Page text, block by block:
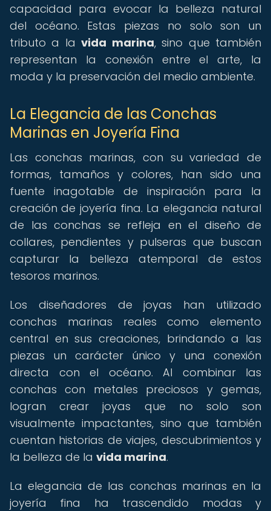
capacidad para evocar la belleza natural
del océano. Estas piezas no solo son un
tributo a lavida marina, sino que también
representan la conexión entre el arte, la
moda y la preservación del medio ambiente.
La Elegancia de las Conchas
Marinas en Joyería Fina
Las conchas marinas, con su variedad de
formas, tamaños y colores, han sido una
fuente inagotable de inspiración para la
creación de joyería fina. La elegancia natural
de las conchas se refleja en el diseño de
collares, pendientes y pulseras que buscan
capturar la belleza atemporal de estos
tesoros marinos.
Los diseñadores de joyas han utilizado
conchas marinas reales como elemento
central en sus creaciones, brindando a las
piezas un carácter único y una conexión
directa con el océano. Al combinar las
conchas con metales preciosos y gemas,
logran crear joyas que no solo son
visualmente impactantes, sino que también
cuentan historias de viajes, descubrimientos y
la belleza de la vida marina.
La elegancia de las conchas marinas en la
joyería fina ha trascendido modas y